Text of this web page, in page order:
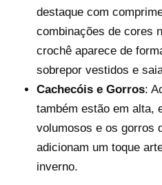
destaque com
combinações de cores
crochê aparece de
sobrepor vestidos e
Cachecóis e Gorros:
também estão em alta,
volumosos e os gorros
adicionam um toque
inverno.